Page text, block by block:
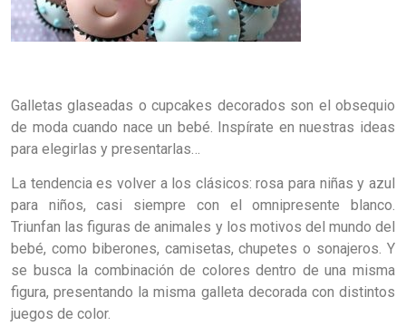
Galletas glaseadas o cupcakes decorados son el obsequio
de moda cuando nace un bebé. Inspírate en nuestras ideas
para elegirlas y presentarlas…
La tendencia es volver a los clásicos: rosa para niñas y azul
para niños, casi siempre con el omnipresente blanco.
Triunfan las figuras de animales y los motivos del mundo del
bebé, como biberones, camisetas, chupetes o sonajeros. Y
se busca la combinación de colores dentro de una misma
figura, presentando la misma galleta decorada con distintos
juegos de color.